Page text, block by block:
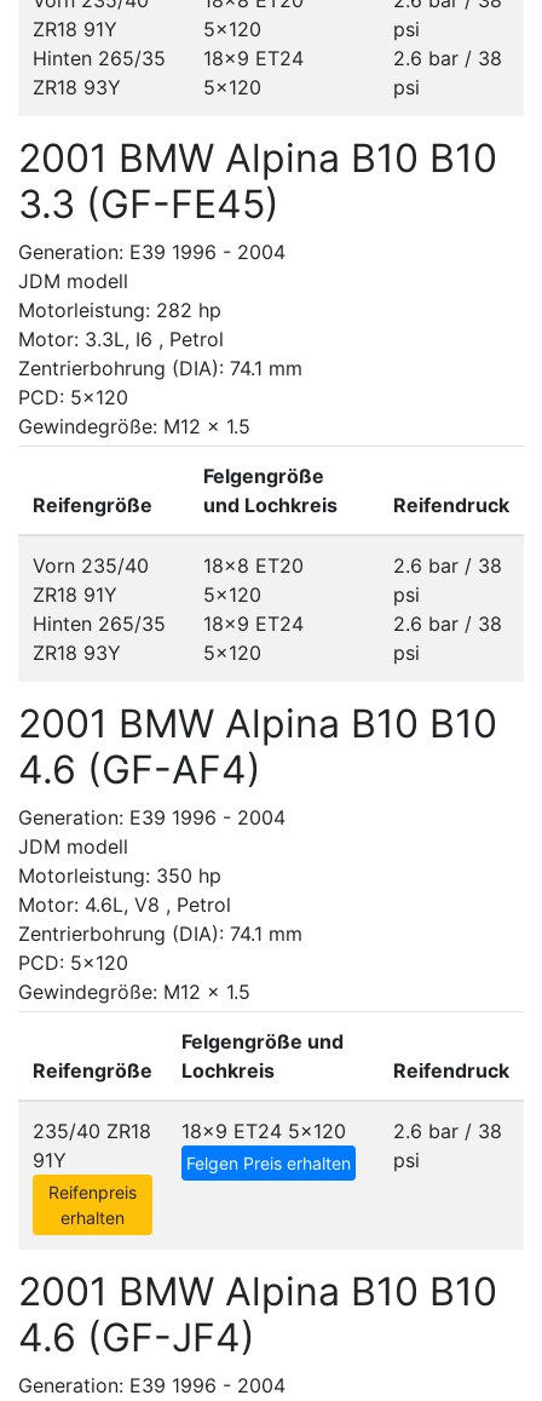
ZR18 91Y
Hinten 265/35
ZR18 93Y
5x120
18x9 ET24
5x120
psi
2.6 bar / 38
psi
2001 BMW Alpina B10 B10
3.3 (GF-FE45)
Generation: E39 1996 - 2004
JDM modell
Motorleistung: 282 hp
Motor: 3.3L, I6 , Petrol
Zentrierbohrung (DIA): 74.1 mm
PCD: 5x120
Gewindegröße: M12 x 1.5
Reifengröße
Felgengröße
und Lochkreis
Reifendruck
Vorn 235/40
ZR18 91Y
Hinten 265/35
ZR18 93Y
18x8 ET20
5x120
18x9 ET24
5x120
2.6 bar / 38
psi
2.6 bar / 38
psi
2001 BMW Alpina B10 B10
4.6 (GF-AF4)
Generation: E39 1996 - 2004
JDM modell
Motorleistung: 350 hp
Motor: 4.6L, V8 , Petrol
Zentrierbohrung (DIA): 74.1 mm
PCD: 5x120
Gewindegröße: M12 x 1.5
Reifengröße
Felgengröße und
Lochkreis
Reifendruck
235/40 ZR18
91Y
Reifenpreis
erhalten
18x9 ET24 5x120
Felgen Preis erhalten
2.6 bar / 38
psi
2001 BMW Alpina B10 B10
4.6 (GF-JF4)
Generation: E39 1996 - 2004